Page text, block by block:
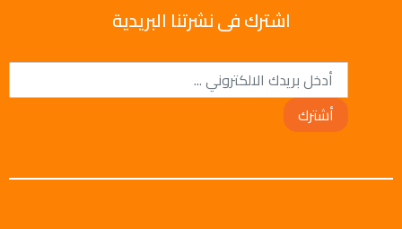
اشترك فى نشرتنا البريدية
أشترك